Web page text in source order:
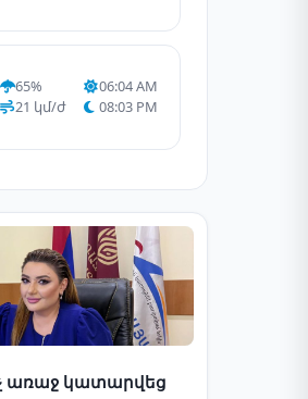
65%
21 կմ/ժ
06:04 AM
08:03 PM
առաջ կատարվեց